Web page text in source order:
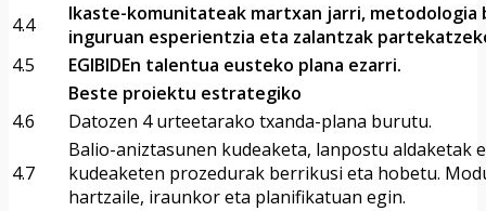
4.4
Ikaste-komunitateak martxan jarri, metodologia
inguruan esperientzia eta zalantzak
4.5
EGIBIDEn talentua eusteko plana ezarri.
Beste proiektu estrategiko
4.6
Datozen 4 urteetarako txanda-plana burutu.
4.7
Balio-aniztasunen kudeaketa, lanpostu aldaketak
kudeaketen prozedurak berrikusi eta hobetu.
hartzaile, iraunkor eta planifikatuan egin.